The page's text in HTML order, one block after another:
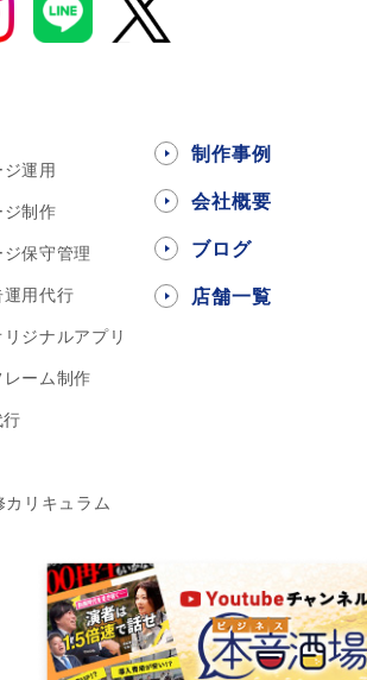
運用
ジ制作
保守管理
運用代行
ジナルアプリ
レーム制作
行
リキュラム
制作事例
会社概要
ブログ
店舗一覧